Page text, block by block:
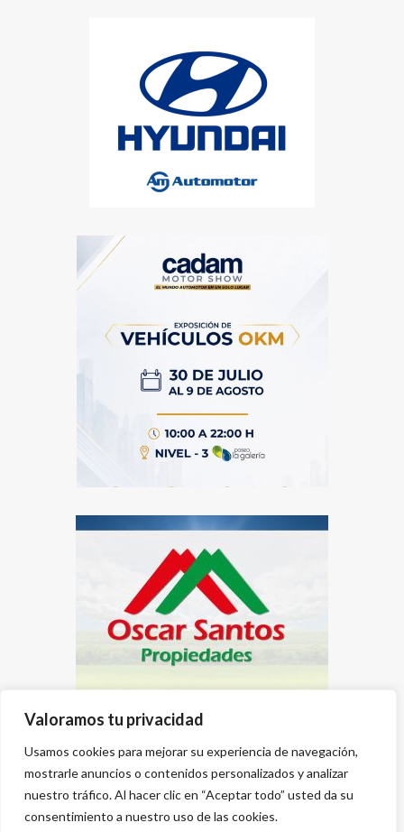
Valoramos tu privacidad
Usamos cookies para mejorar su experiencia de navegación,
mostrarle anuncios o contenidos personalizados y analizar
nuestro tráfico. Al hacer clic en “Aceptar todo” usted da su
consentimiento a nuestro uso de las cookies.